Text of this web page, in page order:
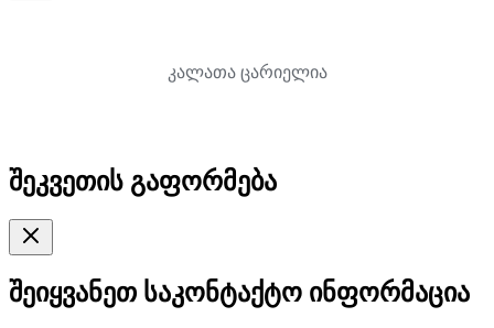
კალათა ცარიელია
შეკვეთის გაფორმება
შეიყვანეთ საკონტაქტო ინფორმაცია